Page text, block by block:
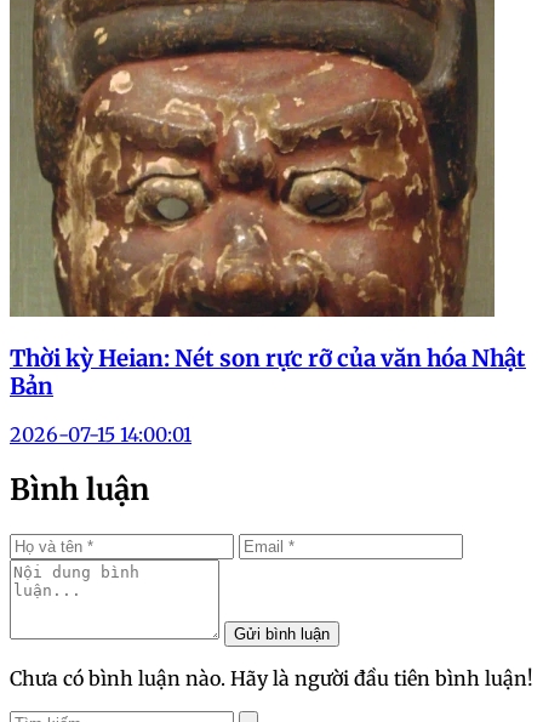
Thời kỳ Heian: Nét son rực rỡ của văn hóa Nhật
Bản
2026-07-15 14:00:01
Bình luận
Gửi bình luận
Chưa có bình luận nào. Hãy là người đầu tiên bình luận!